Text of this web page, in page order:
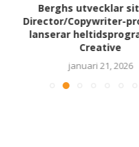
Berghs utvecklar
Director/Copywriter-
lanserar
Creative
januari 21, 2026